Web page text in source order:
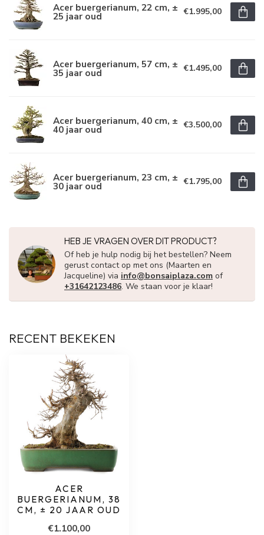
Acer buergerianum, 22 cm, ±
25 jaar oud €1.995,00
Acer buergerianum, 57 cm, ±
35 jaar oud €1.495,00
Acer buergerianum, 40 cm, ±
40 jaar oud €3.500,00
Acer buergerianum, 23 cm, ±
30 jaar oud €1.795,00
HEB JE VRAGEN OVER DIT PRODUCT?
Of heb je hulp nodig bij het bestellen? Neem
gerust contact op met ons (Maarten en
Jacqueline) via info@bonsaiplaza.com of
+31642123486. We staan voor je klaar!
RECENT BEKEKEN
ACER
BUERGERIANUM, 38
CM, ± 20 JAAR OUD
€1.100,00